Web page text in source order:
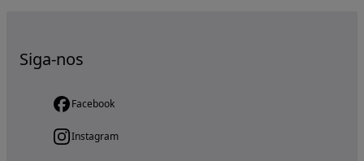
Siga-nos
Facebook
Instagram